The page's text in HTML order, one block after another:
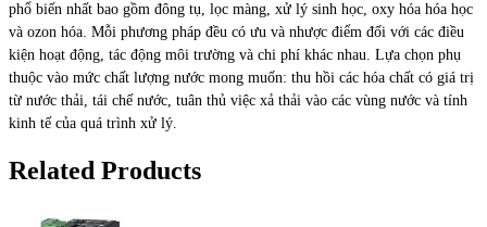
phổ biến nhất bao gồm đông tụ, lọc màng, xử lý sinh học, oxy hóa hóa học
và ozon hóa. Mỗi phương pháp đều có ưu và nhược điểm đối với các điều
kiện hoạt động, tác động môi trường và chi phí khác nhau. Lựa chọn phụ
thuộc vào mức chất lượng nước mong muốn: thu hồi các hóa chất có giá trị
từ nước thải, tái chế nước, tuân thủ việc xả thải vào các vùng nước và tính
kinh tế của quá trình xử lý.
Related Products